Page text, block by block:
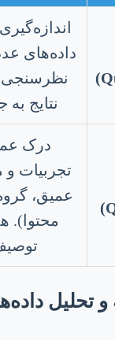
داده‌های
نتایج به
درک
تجربیات
عمیق،
و تحلیل